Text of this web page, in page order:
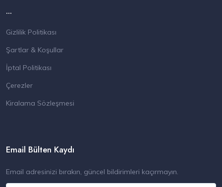
...
Gizlilik Politikası
Şartlar & Koşullar
İptal Politikası
Çerezler
Kiralama Sözleşmesi
Email Bülten Kaydı
Email adresinizi bırakın, güncel bildirimleri kaçırmayın.